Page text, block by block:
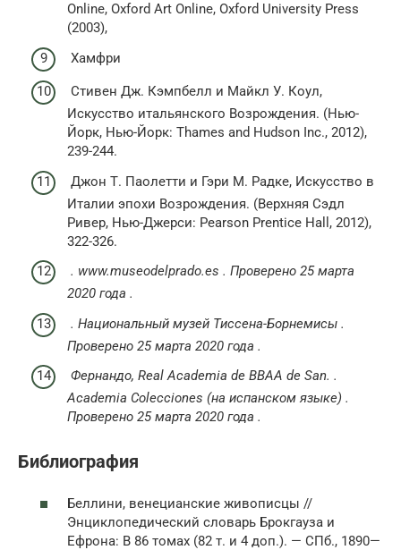
Online, Oxford Art Online, Oxford University Press
(2003),
Хамфри
Стивен Дж. Кэмпбелл и Майкл У. Коул,
Искусство итальянского Возрождения. (Нью-
Йорк, Нью-Йорк: Thames and Hudson Inc., 2012),
239-244.
Джон Т. Паолетти и Гэри М. Радке, Искусство в
Италии эпохи Возрождения. (Верхняя Сэдл
Ривер, Нью-Джерси: Pearson Prentice Hall, 2012),
322-326.
. www.museodelprado.es . Проверено 25 марта
2020 года .
. Национальный музей Тиссена-Борнемисы .
Проверено 25 марта 2020 года .
Фернандо, Real Academia de BBAA de San. .
Academia Colecciones (на испанском языке) .
Проверено 25 марта 2020 года .
Библиография
Беллини, венецианские живописцы //
Энциклопедический словарь Брокгауза и
Ефрона: В 86 томах (82 т. и 4 доп.). — СПб., 1890—